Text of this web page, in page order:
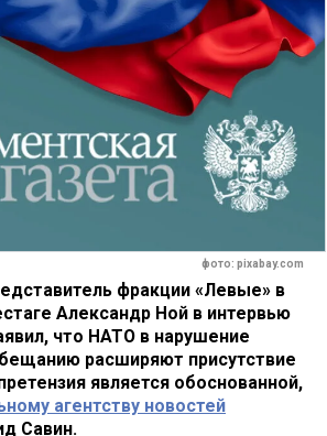
фото: pixabay.com
фракции «Левые» в
Александр Ной в интервью
что НАТО в нарушение
расширяют присутствие
является обоснованной,
агентству новостей
Савин.